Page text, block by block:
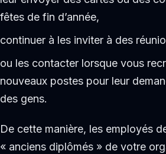
fêtes de fin d’année,
continuer à les inviter à des
ou les contacter lorsque vous
nouveaux postes pour leur
des gens.
De cette manière, les employés
« anciens diplômés » de votre